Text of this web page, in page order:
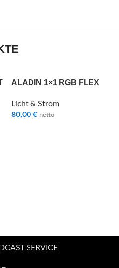
ALADIN 1×1 RGB FLEX
Licht & Strom
80,00 € netto